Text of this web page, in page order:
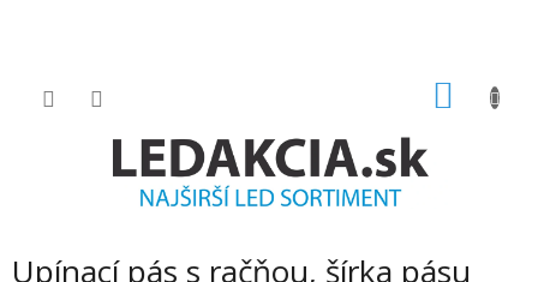
Upínací pás s račňou, šírka pásu